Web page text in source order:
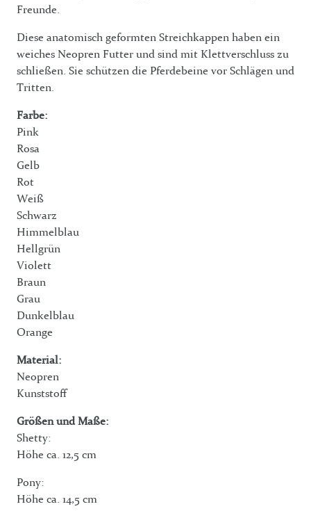
Freunde.
Diese anatomisch geformten Streichkappen haben ein
weiches Neopren Futter und sind mit Klettverschluss zu
schließen. Sie schützen die Pferdebeine vor Schlägen und
Tritten.
Farbe:
Pink
Rosa
Gelb
Rot
Weiß
Schwarz
Himmelblau
Hellgrün
Violett
Braun
Grau
Dunkelblau
Orange
Material:
Neopren
Kunststoff
Größen und Maße:
Shetty:
Höhe ca. 12,5 cm
Pony:
Höhe ca. 14,5 cm